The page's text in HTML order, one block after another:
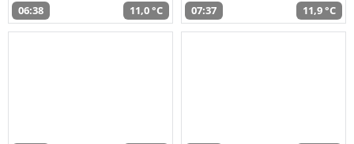
06:38 11,0 °C 07:37 11,9 °C